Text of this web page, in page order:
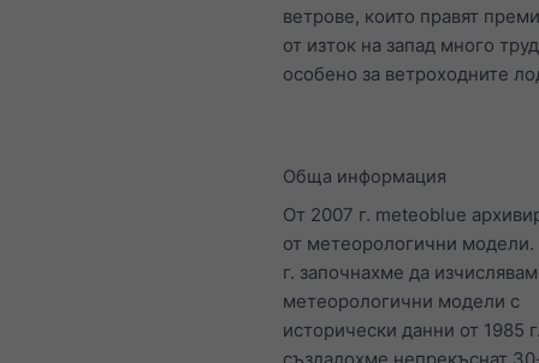
ветрове, които правят
от изток на запад много
особено за ветроходните
Обща информация
От 2007 г. meteoblue
от метеорологични
г. започнахме да
метеорологични модели с
исторически данни от 1985